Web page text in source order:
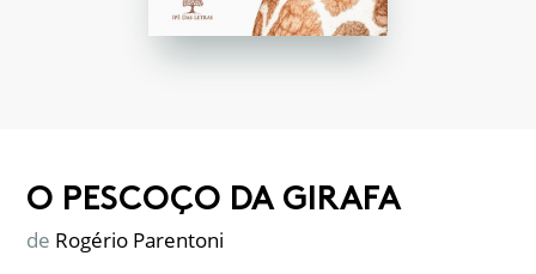
O PESCOÇO DA GIRAFA
de Rogério Parentoni